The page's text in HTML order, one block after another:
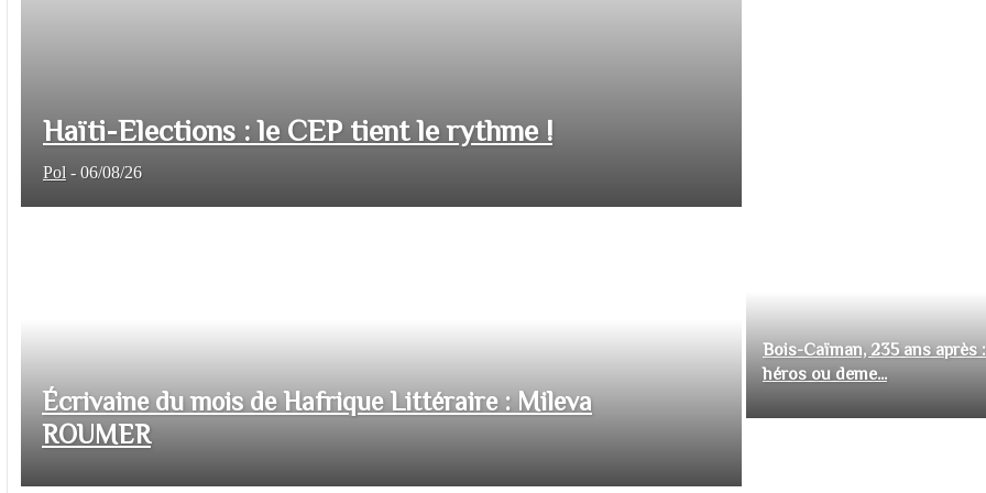
Haïti-Elections : le CEP tient le rythme !
Pol - 06/08/26
Écrivaine du mois de Hafrique Littéraire : Mileva
ROUMER
Bois-Caïman, 235 ans après
héros ou deme...